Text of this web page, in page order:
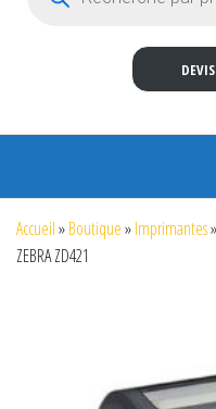
Accueil»Boutique»Imprimantes»
ZEBRA ZD421